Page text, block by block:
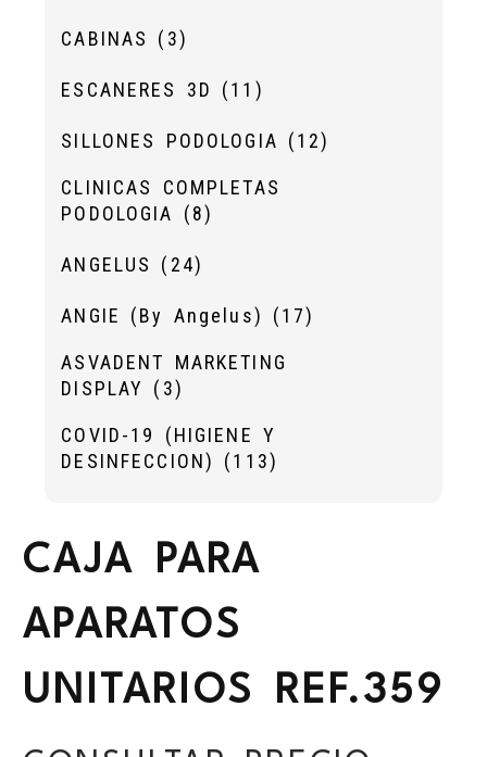
CABINAS (3)
ESCANERES 3D (11)
SILLONES PODOLOGIA (12)
CLINICAS COMPLETAS
PODOLOGIA (8)
ANGELUS (24)
ANGIE (By Angelus) (17)
ASVADENT MARKETING
DISPLAY (3)
COVID-19 (HIGIENE Y
DESINFECCION) (113)
CAJA PARA
APARATOS
UNITARIOS REF.359